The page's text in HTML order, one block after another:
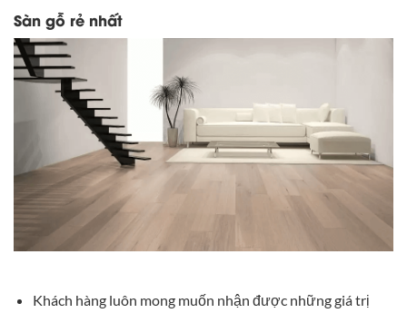
Sàn gỗ rẻ nhất
Khách hàng luôn mong muốn nhận được những giá trị